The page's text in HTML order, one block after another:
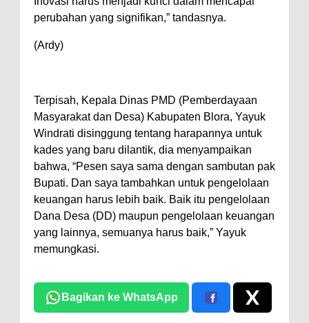
perubahan yang signifikan,” tandasnya.
(Ardy)
Terpisah, Kepala Dinas PMD (Pemberdayaan
Masyarakat dan Desa) Kabupaten Blora, Yayuk
Windrati disinggung tentang harapannya untuk
kades yang baru dilantik, dia menyampaikan
bahwa, “Pesen saya sama dengan sambutan pak
Bupati. Dan saya tambahkan untuk pengelolaan
keuangan harus lebih baik. Baik itu pengelolaan
Dana Desa (DD) maupun pengelolaan keuangan
yang lainnya, semuanya harus baik,” Yayuk
memungkasi.
Bagikan ke WhatsApp